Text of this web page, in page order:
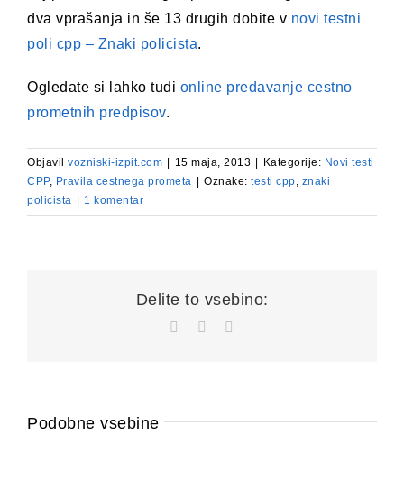
dva vprašanja in še 13 drugih dobite v novi testni
poli cpp – Znaki policista.
Ogledate si lahko tudi online predavanje cestno
prometnih predpisov.
Objavil vozniski-izpit.com 15 maja, 2013 Kategorije: Novi testi
CPP, Pravila cestnega prometa Oznake: testi cpp, znaki
policista
1 komentar
Delite to vsebino:
Facebook
Podobne vsebine